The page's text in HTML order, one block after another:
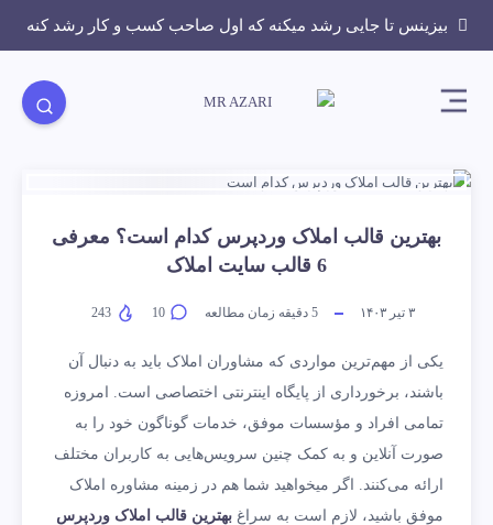
بیزینس تا جایی رشد میکنه که اول صاحب کسب و کار رشد کنه
بهترین قالب املاک وردپرس کدام است؟ معرفی
6 قالب سایت املاک
۳ تیر ۱۴۰۳ 5 دقیقه زمان مطالعه 10
یکی از مهم‌ترین مواردی که مشاوران املاک باید به دنبال آن
باشند، برخورداری از پایگاه اینترنتی اختصاصی است. امروزه
تمامی افراد و مؤسسات موفق، خدمات گوناگون خود را به
صورت آنلاین و به کمک چنین سرویس‌هایی به کاربران مختلف
ارائه می‌کنند. اگر می­خواهید شما هم در زمینه مشاوره املاک
موفق باشید، لازم است به سراغ بهترین قالب املاک وردپرس